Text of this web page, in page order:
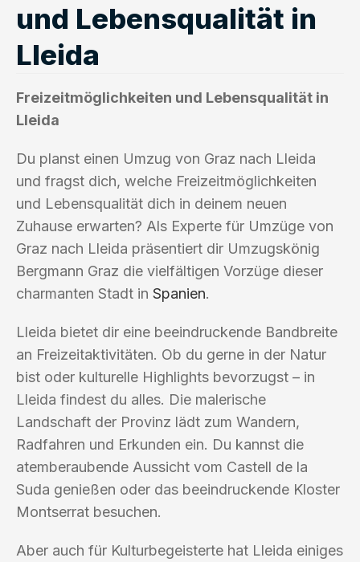
und Lebensqualität in
Lleida
Freizeitmöglichkeiten und Lebensqualität in
Lleida
Du planst einen Umzug von Graz nach Lleida
und fragst dich, welche Freizeitmöglichkeiten
und Lebensqualität dich in deinem neuen
Zuhause erwarten? Als Experte für Umzüge von
Graz nach Lleida präsentiert dir Umzugskönig
Bergmann Graz die vielfältigen Vorzüge dieser
charmanten Stadt in Spanien.
Lleida bietet dir eine beeindruckende Bandbreite
an Freizeitaktivitäten. Ob du gerne in der Natur
bist oder kulturelle Highlights bevorzugst – in
Lleida findest du alles. Die malerische
Landschaft der Provinz lädt zum Wandern,
Radfahren und Erkunden ein. Du kannst die
atemberaubende Aussicht vom Castell de la
Suda genießen oder das beeindruckende Kloster
Montserrat besuchen.
Aber auch für Kulturbegeisterte hat Lleida einiges